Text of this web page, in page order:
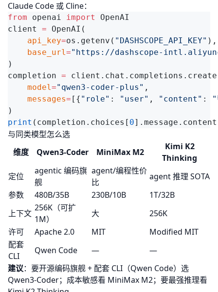
Claude Code 或 Cline：
from openai import
client =
    api_key
=os.getenv( "DASHSCOPE_API_KEY"
    base_url
="https://dashscope-
completion =
    model
="qwen3-coder-plus"
    messages
= [{ "role" : "user" , "content" :
"
print (completion.choices[ 0
与同类模型怎么选
维度
Qwen3-Coder MiniMax M2
Kimi K2
Thinking
定位
agentic 编码旗
舰
agent/编程性价
比
agent 推理 SOTA
参数
480B/35B 230B/10B
1T/32B
上下文
256K（可扩
1M）
大
256K
许可
Apache 2.0 MIT
Modified MIT
配套
CLI
Qwen Code —
—
建议：要开源编码旗舰 + 配套 CLI（Qwen Code）选
Qwen3-Coder；成本敏感看 MiniMax M2；要最强推理看